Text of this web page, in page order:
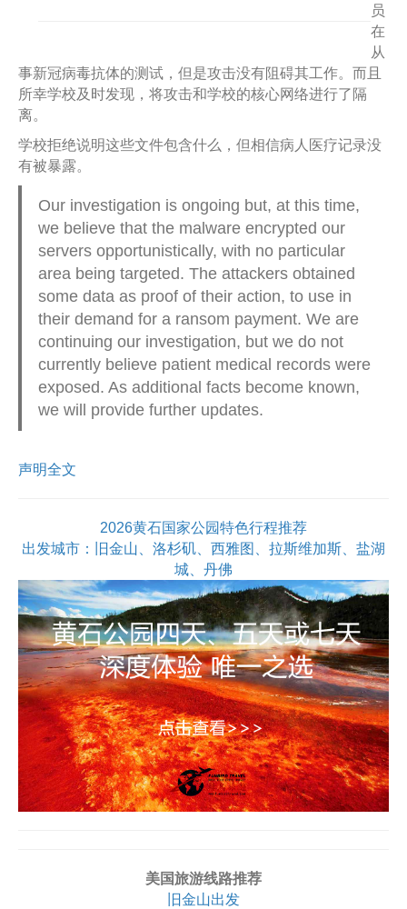
员
在
从
事新冠病毒抗体的测试，但是攻击没有阻碍其工作。而且
所幸学校及时发现，将攻击和学校的核心网络进行了隔
离。
学校拒绝说明这些文件包含什么，但相信病人医疗记录没
有被暴露。
Our investigation is ongoing but, at this time,
we believe that the malware encrypted our
servers opportunistically, with no particular
area being targeted. The attackers obtained
some data as proof of their action, to use in
their demand for a ransom payment. We are
continuing our investigation, but we do not
currently believe patient medical records were
exposed. As additional facts become known,
we will provide further updates.
声明全文
2026黄石国家公园特色行程推荐
出发城市：旧金山、洛杉矶、西雅图、拉斯维加斯、盐湖
城、丹佛
美国旅游线路推荐
旧金山出发